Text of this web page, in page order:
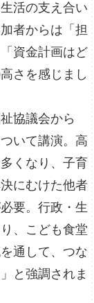
活の支え合い
者からは「担
資金計画はど
さを感じまし
協議会から
いて講演。高
くなり、子育
にむけた他者
要。行政・生
、こども食堂
通して、つな
と強調されま